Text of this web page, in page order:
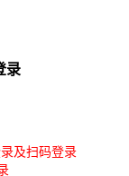
录
及扫码登录